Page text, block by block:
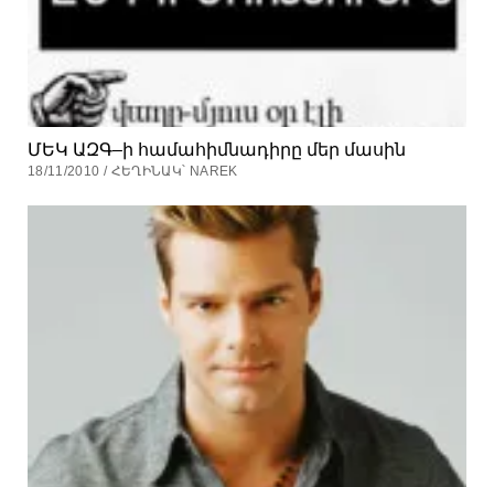
ՄԵԿ ԱԶԳ–ի համահիմնադիրը մեր մասին
18/11/2010 / ՀԵՂԻՆԱԿ՝ NAREK